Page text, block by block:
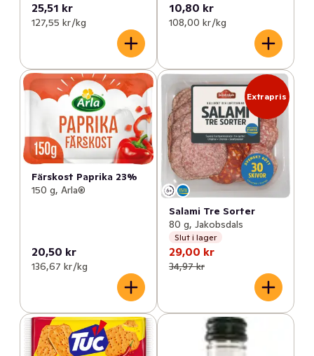
25,51 kr
127,55 kr /kg
10,80 kr
108,00 kr /kg
Färskost Paprika 23%
150 g, Arla®
20,50 kr
136,67 kr /kg
Extrapris
Salami Tre Sorter
80 g, Jakobsdals
Slut i lager
29,00 kr
34,97 kr